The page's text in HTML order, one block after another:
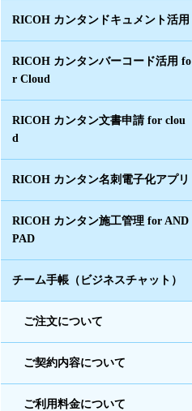
RICOH カンタンドキュメント活用
RICOH カンタンバーコード活用 fo
r Cloud
RICOH カンタン文書申請 for clou
d
RICOH カンタン名刺電子化アプリ
RICOH カンタン施工管理 for AND
PAD
チーム手帳（ビジネスチャット）
ご注文について
ご契約内容について
ご利用料金について